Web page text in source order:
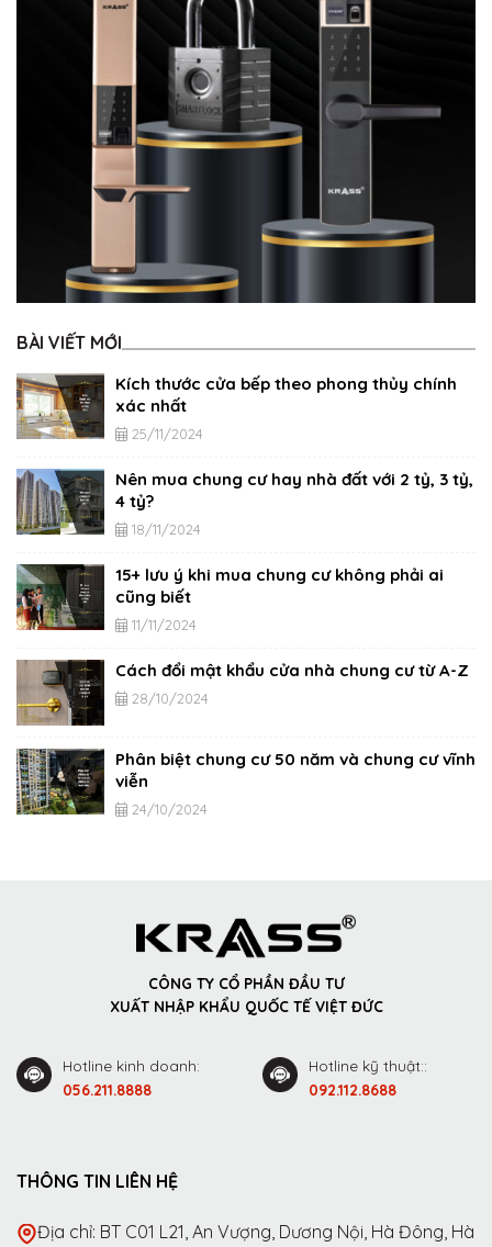
BÀI VIẾT MỚI
Kích thước cửa bếp theo phong thủy chính
xác nhất
25/11/2024
Nên mua chung cư hay nhà đất với 2 tỷ, 3 tỷ,
4 tỷ?
18/11/2024
15+ lưu ý khi mua chung cư không phải ai
cũng biết
11/11/2024
Cách đổi mật khẩu cửa nhà chung cư từ A-Z
28/10/2024
Phân biệt chung cư 50 năm và chung cư vĩnh
viễn
24/10/2024
CÔNG TY CỔ PHẦN ĐẦU TƯ
XUẤT NHẬP KHẨU QUỐC TẾ VIỆT ĐỨC
Hotline kinh doanh:
056.211.8888
Hotline kỹ thuật::
092.112.8688
THÔNG TIN LIÊN HỆ
Địa chỉ: BT C01 L21, An Vượng, Dương Nội, Hà Đông, Hà